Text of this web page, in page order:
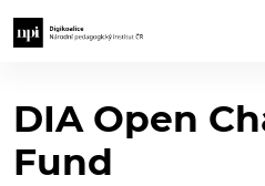
DIA Open
Fund